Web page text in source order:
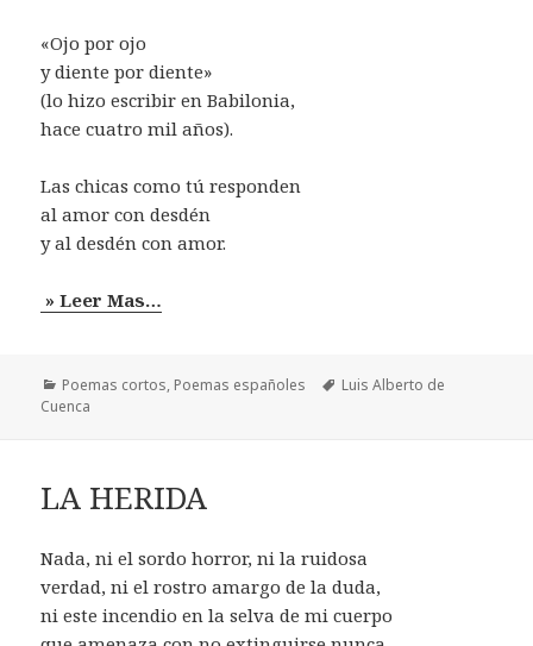
«Ojo por ojo
y diente por diente»
(lo hizo escribir en Babilonia,
hace cuatro mil años).
Las chicas como tú responden
al amor con desdén
y al desdén con amor.
» Leer Mas…
Categorías
Poemas cortos, Poemas españoles Etiquetas
Luis Alberto de
Cuenca
LA HERIDA
Nada, ni el sordo horror, ni la ruidosa
verdad, ni el rostro amargo de la duda,
ni este incendio en la selva de mi cuerpo